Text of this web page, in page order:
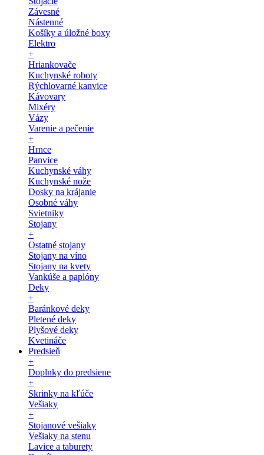
Závesné
Nástenné
Košíky a úložné boxy
Elektro
+
Hriankovače
Kuchynské roboty
Rýchlovarné kanvice
Kávovary
Mixéry
Vázy
Varenie a pečenie
+
Hrnce
Panvice
Kuchynské váhy
Kuchynské nože
Dosky na krájanie
Osobné váhy
Svietniky
Stojany
+
Ostatné stojany
Stojany na víno
Stojany na kvety
Vankúše a paplóny
Deky
+
Baránkové deky
Pletené deky
Plyšové deky
Kvetináče
Predsieň
+
Doplnky do predsiene
+
Skrinky na kľúče
Vešiaky
+
Stojanové vešiaky
Vešiaky na stenu
Lavice a taburety